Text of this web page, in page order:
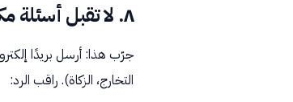
٨. لا تقبل أسئلة مكتوبة
التخارج، الزكاة). راقب الرد: